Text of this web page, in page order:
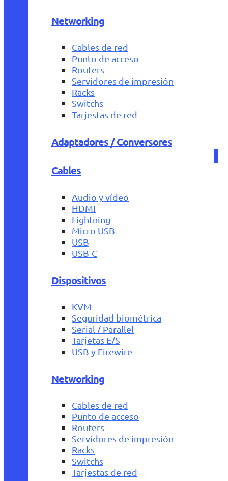
Networking
Cables de red
Punto de acceso
Routers
Servidores de impresión
Racks
Switchs
Tarjestas de red
Adaptadores / Conversores
Cables
Audio y vídeo
HDMI
Lightning
Micro USB
USB
USB-C
Dispositivos
KVM
Seguridad biométrica
Serial / Parallel
Tarjetas E/S
USB y Firewire
Networking
Cables de red
Punto de acceso
Routers
Servidores de impresión
Racks
Switchs
Tarjestas de red